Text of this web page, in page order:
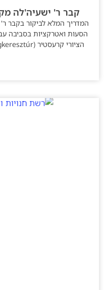
קבר ר' ישעיה'לה
המדריך המלא לביקור בקבר
הסעות ואטרקציות בסביבה